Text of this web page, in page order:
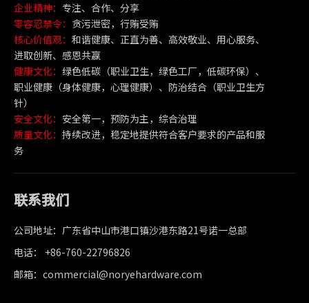
企业精神： 专注、合作、分享
零容忍禁令： 贪污泄密，行贿受贿
核心价值观： 和谐健康、正直为善、高效敬业、用心服务、
进取创新、感恩共赢
健康文化： 绿色低碳（职业卫生，绿色工厂，低碳环保）、
职业健康（身体健康，心理健康）、防治结合（职业卫生方
针）
安全文化： 安全第一，预防为主，综合治理
质量文化： 持续改进，稳定地提供符合客户要求的产品和服
务
联系我们
公司地址：广东省中山市港口镇沙港东路21号诺一总部
电话： +86-760-22796826
邮箱：commercial@noryehardware.com